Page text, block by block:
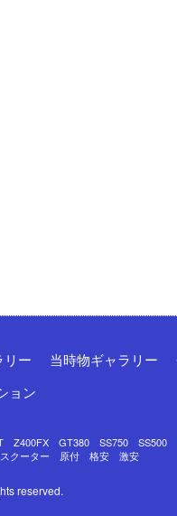
リー 当時物ギャラリー
ョン
Z400FX GT380 SS750
クーター 原付 格安 激安
reserved.